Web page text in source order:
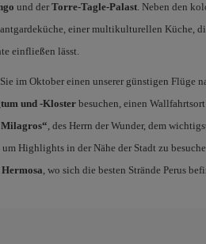
und der Torre-Tagle-Palast. Neben den
einer multikulturellen Küche,
einfließen lässt.
im Oktober einen unserer günstigen Flüge
und -Klosterbesuchen, einen
Milagros“, des Herrn der Wunder, dem
um Highlights in der Nähe der Stadt zu
, wo sich die besten Strände Perus